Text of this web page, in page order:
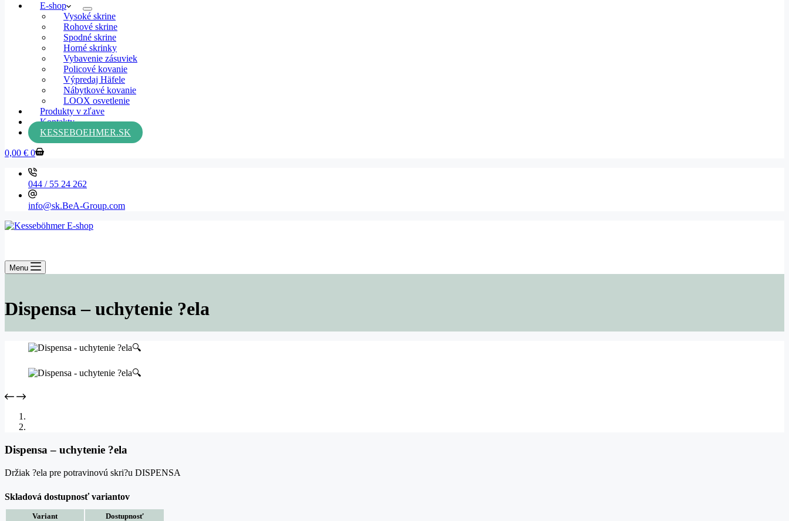
E-shop
Vysoké skrine
Rohové skrine
Spodné skrine
Horné skrinky
Vybavenie zásuviek
Policové kovanie
Výpredaj Häfele
Nábytkové kovanie
LOOX osvetlenie
Produkty v zľave
Kontakty
KESSEBOEHMER.SK
Shopping
0,00 € 0
044 / 55 24 262
info@sk.BeA-Group.com
Menu
Dispensa – uchytenie ?ela
🔍
🔍
Dispensa – uchytenie ?ela
Držiak ?ela pre potravinovú skri?u DISPENSA
Skladová dostupnosť variantov
Variant
Dostupnosť